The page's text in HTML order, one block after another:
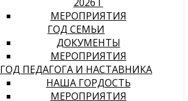
МЕРОПРИЯТИЯ
ГОД СЕМЬИ
ДОКУМЕНТЫ
МЕРОПРИЯТИЯ
ГОД ПЕДАГОГА И НАСТАВНИКА
НАША ГОРДОСТЬ
МЕРОПРИЯТИЯ